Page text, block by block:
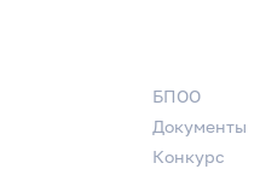
БПОО
Документы
Конкурс